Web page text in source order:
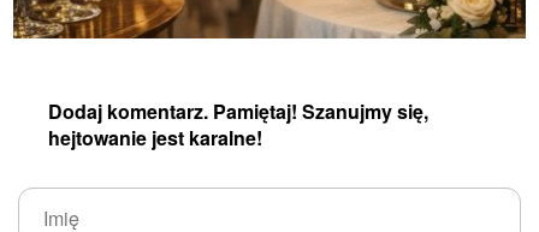
Dodaj komentarz. Pamiętaj! Szanujmy się,
hejtowanie jest karalne!